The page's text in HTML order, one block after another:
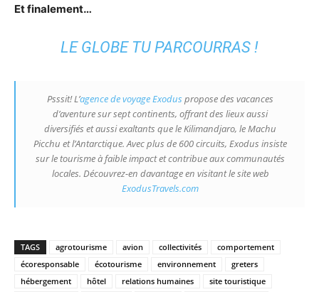
Et finalement…
LE GLOBE TU PARCOURRAS !
Psssit! L’agence de voyage Exodus propose des vacances
d’aventure sur sept continents, offrant des lieux aussi
diversifiés et aussi exaltants que le Kilimandjaro, le Machu
Picchu et l’Antarctique. Avec plus de 600 circuits, Exodus insiste
sur le tourisme à faible impact et contribue aux communautés
locales. Découvrez-en davantage en visitant le site web
ExodusTravels.com
TAGS agrotourisme avion collectivités
comportement
écoresponsable
écotourisme environnement
greters
hébergement
hôtel relations humaines
site touristique